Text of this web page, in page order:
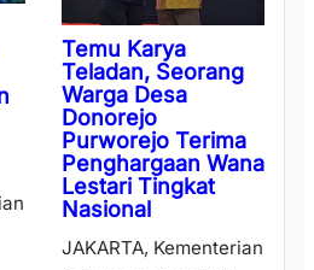
Temu Karya
Teladan, Seorang
Warga Desa
Donorejo
Purworejo Terima
Penghargaan Wana
Lestari Tingkat
Nasional
JAKARTA, Kementerian